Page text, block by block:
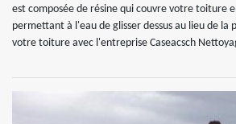
est composée de résine qui couvre votre toiture
permettant à l'eau de glisser dessus au lieu de la
votre toiture avec l'entreprise Caseacsch